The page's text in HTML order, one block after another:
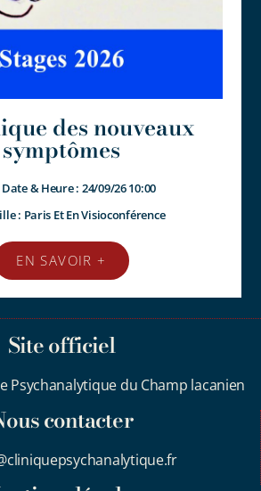
des nouveaux
symptômes
Date & Heure : 24/09/26 10:00
: Paris Et En Visioconférence
EN SAVOIR +
Site officiel
Psychanalytique du Champ lacanien
contacter